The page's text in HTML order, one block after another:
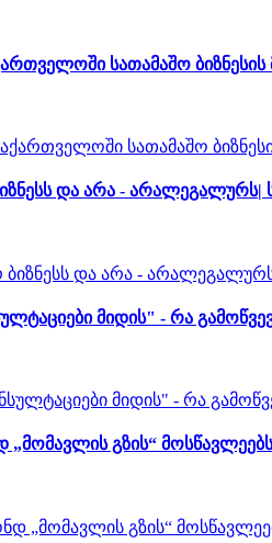
სათამაშო
და არა - არალეგალურს|
მიდის" - რა
გზის“